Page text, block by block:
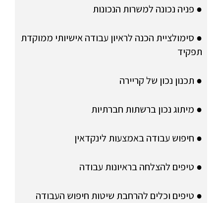
● פניה נכונה למשרות הנכונות
● סימולציית הכנה לראיון עבודה אישיותי ממוקדת
תפקיד
● תכנון נכון של קריירה
● מיתוג נכון ברשתות חברתיות
● חיפוש עבודה באמצעות לינקדאין
● טיפים להצלחה בראיונות עבודה
● טיפים וכלים להרחבת שיטות חיפוש העבודה